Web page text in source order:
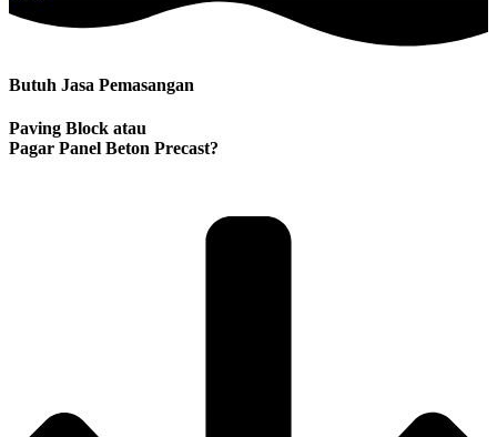
Butuh Jasa Pemasangan
Paving Block atau
Pagar Panel Beton Precast?